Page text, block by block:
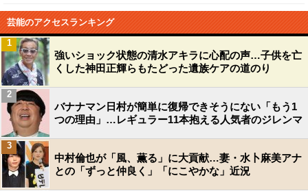
芸能のアクセスランキング
強いショック状態の清水アキラに心配の声…子供を亡
くした神田正輝らもたどった遺族ケアの道のり
1
バナナマン日村が簡単に復帰できそうにない「もう1
つの理由」…レギュラー11本抱える人気者のジレンマ
2
中村倫也が「風、薫る」に大貢献…妻・水卜麻美アナ
との「ずっと仲良く」「にこやかな」近況
3